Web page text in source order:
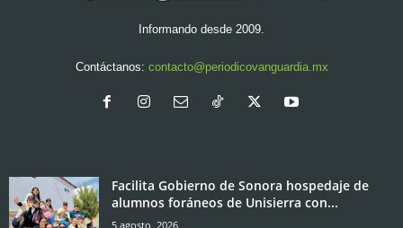
Informando desde 2009.
Contáctanos: contacto@periodicovanguardia.mx
Facilita Gobierno de Sonora hospedaje de
alumnos foráneos de Unisierra con...
5 agosto, 2026